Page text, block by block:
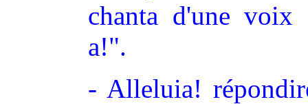
chanta d'une
a!".
- Alleluia!